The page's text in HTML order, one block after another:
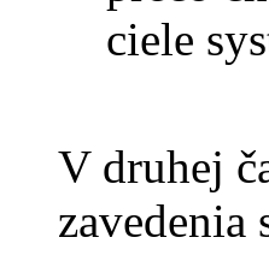
ciele
V druhej
zavedenia